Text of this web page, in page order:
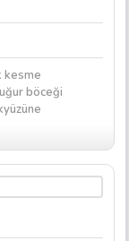
kesme
böceği